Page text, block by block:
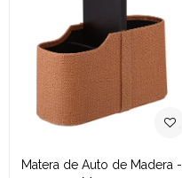
Matera de Auto de Madera -